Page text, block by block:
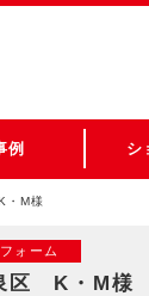
例 シ
M様
ォーム
区 K・M様